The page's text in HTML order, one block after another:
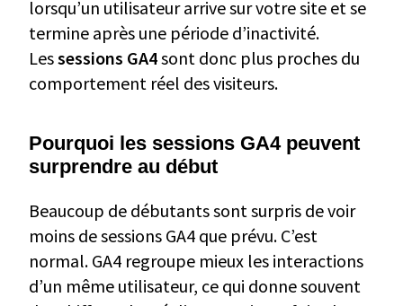
lorsqu’un utilisateur arrive sur votre site et se
termine après une période d’inactivité.
Lessessions GA4sont donc plus proches du
comportement réel des visiteurs.
Pourquoi les sessions GA4peuvent
surprendre au début
Beaucoup de débutants sont surpris de voir
moins de sessions GA4 que prévu. C’est
normal. GA4 regroupe mieux les interactions
d’un même utilisateur, ce qui donne souvent